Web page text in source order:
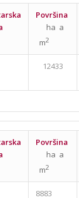
Površina
ha a
m2
12433
Površina
ha a
m2
8883